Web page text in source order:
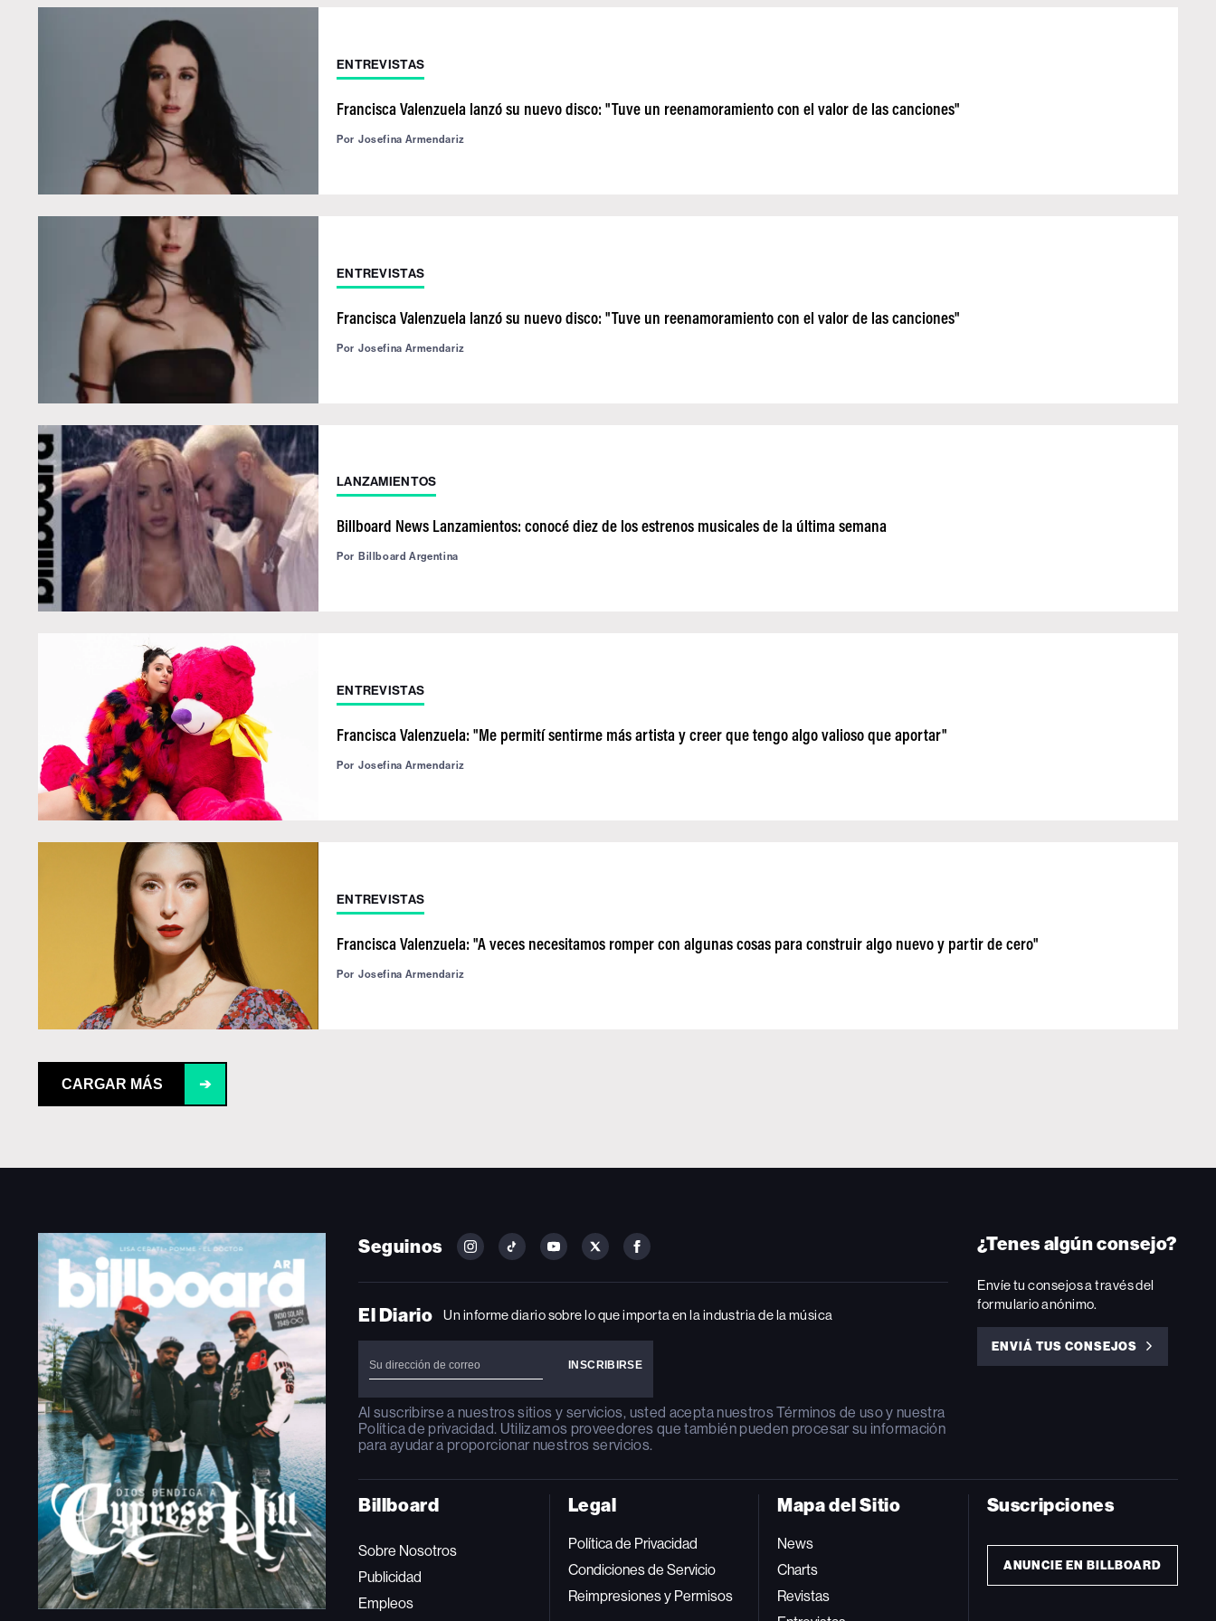
ENTREVISTAS
Francisca Valenzuela lanzó su nuevo disco: "Tuve un reenamoramiento con el valor de las canciones"
Por Josefina Armendariz
ENTREVISTAS
Francisca Valenzuela lanzó su nuevo disco: "Tuve un reenamoramiento con el valor de las canciones"
Por Josefina Armendariz
LANZAMIENTOS
Billboard News Lanzamientos: conocé diez de los estrenos musicales de la última semana
Por Billboard Argentina
ENTREVISTAS
Francisca Valenzuela: "Me permití sentirme más artista y creer que tengo algo valioso que aportar"
Por Josefina Armendariz
ENTREVISTAS
Francisca Valenzuela: "A veces necesitamos romper con algunas cosas para construir algo nuevo y partir de cero"
Por Josefina Armendariz
CARGAR MÁS ➔
Seguinos
FOLLOW
ON
FOLLOW
ON
FOLLOW
ON
FOLLOW
ON
FOLLOW
ON
El Diario Un informe diario sobre lo que importa en la industria de la música
Al suscribirse a nuestros sitios y servicios, usted acepta nuestrosTérminos de usoy nuestra
Política de privacidad. Utilizamos proveedores que también pueden procesar su información
para ayudar a proporcionar nuestros servicios.
¿Tenes algún consejo?
Envíe tu consejos a través del
formulario anónimo.
ENVIÁ TUS CONSEJOS
ENVIÁ
TUS
Billboard
Sobre Nosotros
Publicidad
Empleos
Legal
Política de Privacidad
Condiciones de Servicio
Reimpresiones y Permisos
Mapa del Sitio
News
Charts
Revistas
Suscripciones
ANUNCIE EN BILLBOARD